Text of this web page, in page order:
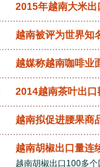
2015年越南大米
越南被评为世界知
越媒称越南咖啡业
2014越南茶叶出
越南拟促进腰果商
越南胡椒出口量连
越南胡椒出口100多